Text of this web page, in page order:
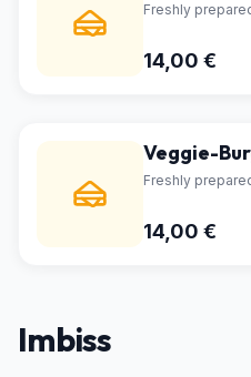
Freshly
14,00 €
Veggie-
Freshly
14,00 €
Imbiss